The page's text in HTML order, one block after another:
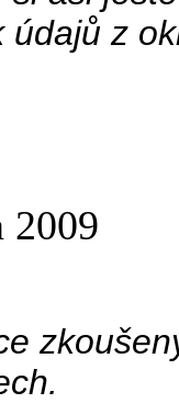
údajů z
2009